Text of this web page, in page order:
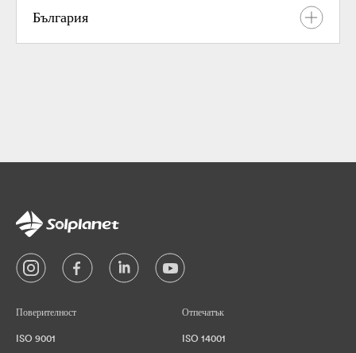
България
MIK-GREEN
Поверителност Отпечатък
ISO 9001 ISO 14001